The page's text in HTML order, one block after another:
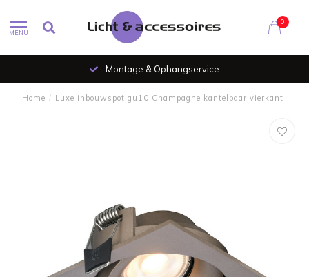
MENU
0
Al 35 jaar verlichtingsspecialist
Home / Luxe inbouwspot gu10 Champagne kantelbaar vierkant